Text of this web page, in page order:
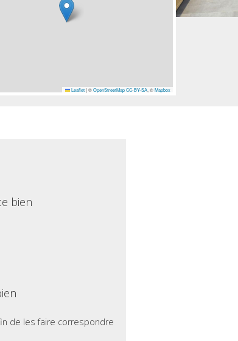
Leaflet |©OpenStreetMap CC-BY-SA, ©Mapbox
bien
de les faire correspondre